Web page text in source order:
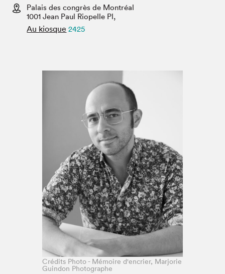
Espace médias
Palais des congrès de Montréal
1001 Jean Paul Riopelle Pl,
Au kiosque 2425
Crédits Photo - Mémoire d'encrier, Marjorie
Guindon Photographe